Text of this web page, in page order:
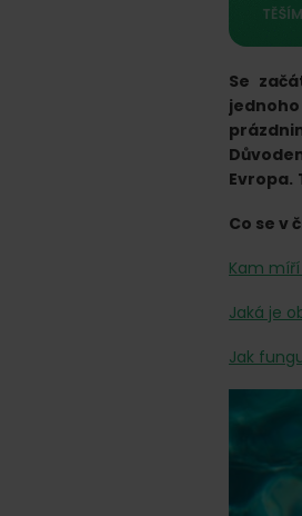
Se
Evropa.
Co se v
Kam
Jaká je
Jak